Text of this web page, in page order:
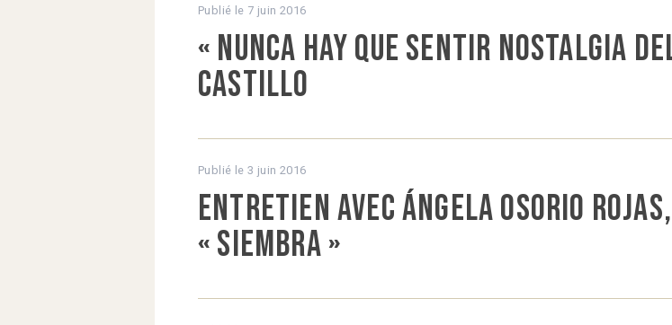
Publié le 7 juin 2016
« Nunca hay que sentir nostalgia
Castillo
Publié le3 juin 2016
Entretien avec Ángela Osorio
« Siembra »